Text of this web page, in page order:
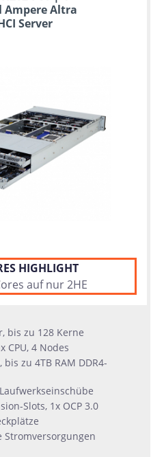
Ampere Altra
Server
HIGHLIGHT
auf nur 2HE
bis zu 128 Kerne
CPU, 4 Nodes
zu 4TB RAM DDR4-
Slots, 1x OCP 3.0
Stromversorgungen